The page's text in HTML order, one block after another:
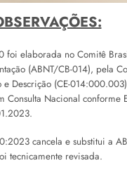
foi elaborada no Comitê
(ABNT/CB-014), pela
e Descrição (CE-
Consulta Nacional conforme
cancela e substitui a
tecnicamente revisada.